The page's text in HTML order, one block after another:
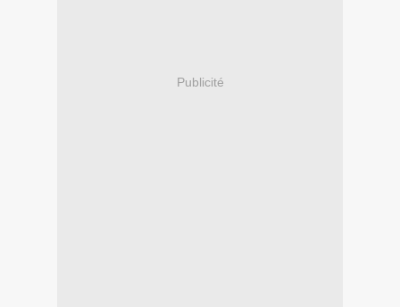
Publicité